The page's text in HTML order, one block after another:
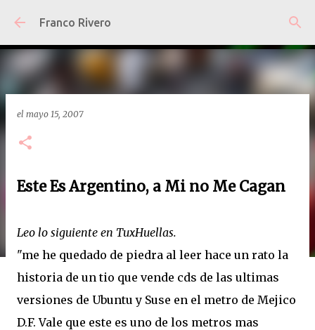
Ir al contenido principal
Franco Rivero
el mayo 15, 2007
Este Es Argentino, a Mi no Me Cagan
Leo lo siguiente en TuxHuellas.
"me he quedado de piedra al leer hace un rato la
historia de un tio que vende cds de las ultimas
versiones de Ubuntu y Suse en el metro de Mejico
D.F. Vale que este es uno de los metros mas